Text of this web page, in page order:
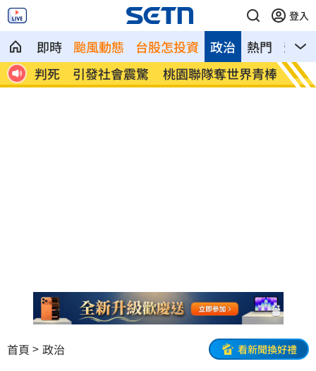
登入
即時 颱風動態 台股怎投資 熱門 影音
政治
驚
桃園聯隊奪世界青棒亞軍 張善政接機
男駕
了
首頁 政治 看新聞換好禮